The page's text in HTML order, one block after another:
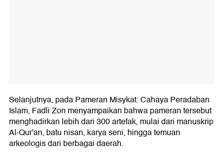
Selanjutnya, pada Pameran Misykat: Cahaya Peradaban
Islam, Fadli Zon menyampaikan bahwa pameran tersebut
menghadirkan lebih dari 300 artefak, mulai dari manuskrip
Al-Qur'an, batu nisan, karya seni, hingga temuan
arkeologis dari berbagai daerah.